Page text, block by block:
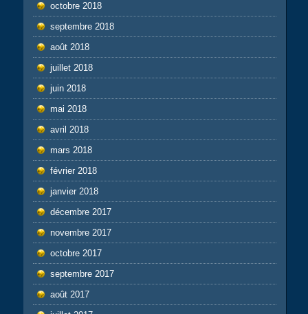
octobre 2018
septembre 2018
août 2018
juillet 2018
juin 2018
mai 2018
avril 2018
mars 2018
février 2018
janvier 2018
décembre 2017
novembre 2017
octobre 2017
septembre 2017
août 2017